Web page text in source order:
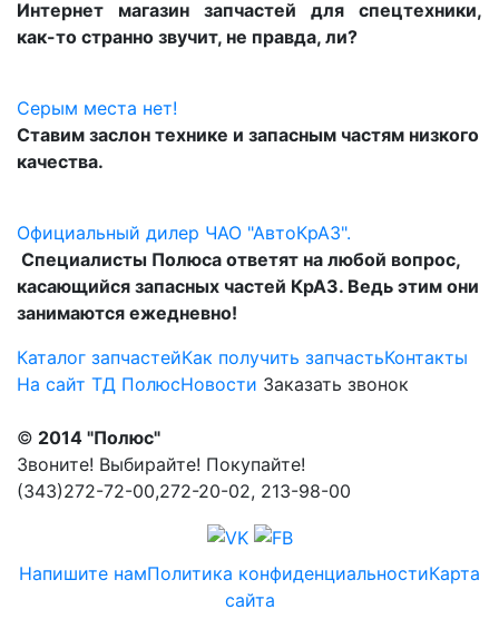
Интернет магазин запчастей для спецтехники,
как-то странно звучит, не правда, ли?
Серым места нет!
Ставим заслон технике и запасным частям низкого
качества.
Официальный дилер ЧАО "АвтоКрАЗ".
Специалисты Полюса ответят на любой вопрос,
касающийся запасных частей КрАЗ. Ведь этим они
занимаются ежедневно!
Каталог запчастейКак получить запчастьКонтакты
На сайт ТД ПолюсНовости Заказать звонок
© 2014 "Полюс"
Звоните! Выбирайте! Покупайте!
(343)272-72-00,272-20-02, 213-98-00
Напишите намПолитика конфиденциальностиКарта
сайта